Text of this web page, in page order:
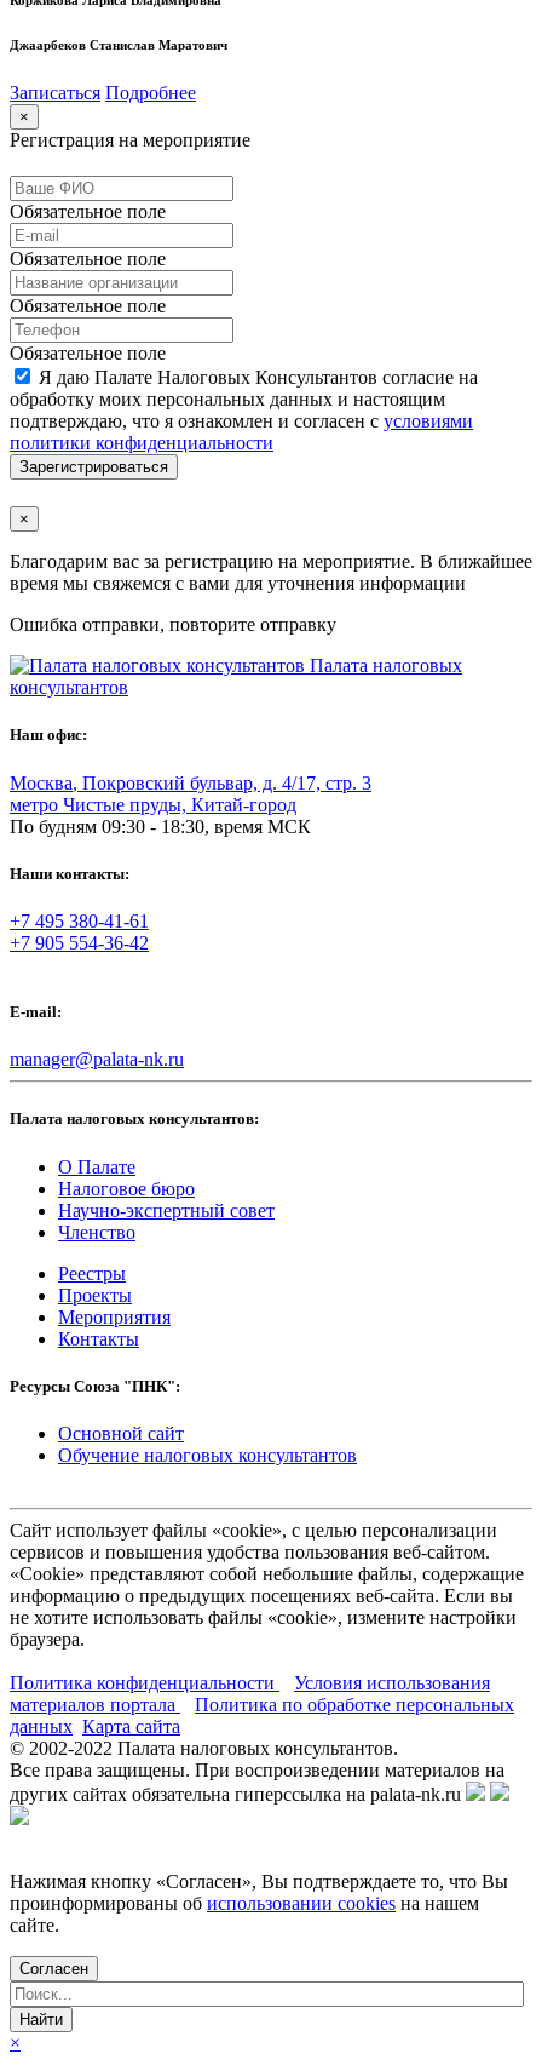
Джаарбеков Станислав Маратович
Записаться Подробнее
×
Регистрация на мероприятие
Обязательное поле
Обязательное поле
Обязательное поле
Обязательное поле
Я даю Палате Налоговых Консультантов согласие на
обработку моих персональных данных и настоящим
подтверждаю, что я ознакомлен и согласен с условиями
политики конфиденциальности
Зарегистрироваться
×
Благодарим вас за регистрацию на мероприятие. В ближайшее
время мы свяжемся с вами для уточнения информации
Ошибка отправки, повторите отправку
Палата налоговых
консультантов
Наш офис:
Москва, Покровский бульвар, д. 4/17, стр. 3
метро Чистые пруды, Китай-город
По будням 09:30 - 18:30, время МСК
Наши контакты:
+7 495 380-41-61
+7 905 554-36-42
E-mail:
manager@palata-nk.ru
Палата налоговых консультантов:
О Палате
Налоговое бюро
Научно-экспертный совет
Членство
Реестры
Проекты
Мероприятия
Контакты
Ресурсы Союза "ПНК":
Основной сайт
Обучение налоговых консультантов
Сайт использует файлы «cookie», с целью персонализации
сервисов и повышения удобства пользования веб-сайтом.
«Cookie» представляют собой небольшие файлы, содержащие
информацию о предыдущих посещениях веб-сайта. Если вы
не хотите использовать файлы «cookie», измените настройки
браузера.
Политика конфиденциальности
Условия использования
материалов портала
Политика по обработке персональных
данных Карта сайта
© 2002-2022 Палата налоговых консультантов.
Все права защищены. При воспроизведении материалов на
других сайтах обязательна гиперссылка на palata-nk.ru
Нажимая кнопку «Согласен», Вы подтверждаете то, что Вы
проинформированы об использовании cookies на нашем
сайте.
Согласен
×